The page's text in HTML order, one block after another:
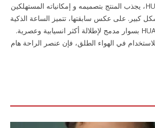
HUAWEI WATCH GT 2، يجذب المنتج بتصميمه و إمكانياته المستهلكين
كبير. على عكس سابقتها، تتميز الساعة الذكية
HUAWEI WATCH GT 2e بسوار مدمج لإطلالة أكثر انسيابية وعصرية.
في الهواء الطلق، فإن عنصر الراحة هام